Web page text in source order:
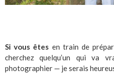
Si vous êtes en train de
cherchez quelqu’un qui va
photographier — je serais